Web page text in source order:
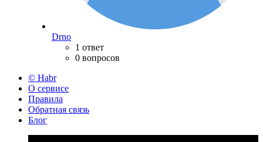
Drno
1 ответ
0 вопросов
© Habr
О сервисе
Правила
Обратная связь
Блог